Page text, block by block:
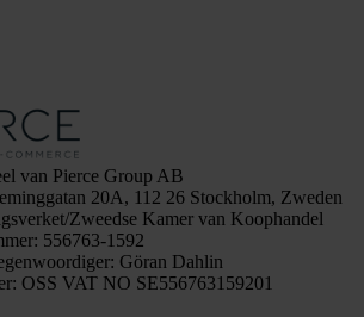
van Pierce Group AB
20A, 112 26 Stockholm, Zweden
Zweedse Kamer van Koophandel
556763-1592
Göran Dahlin
OSS VAT NO SE556763159201